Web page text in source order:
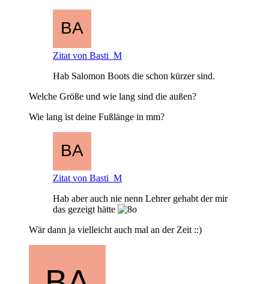
Zitat von Basti_M
Hab Salomon Boots die schon kürzer sind.
Welche Größe und wie lang sind die außen?
Wie lang ist deine Fußlänge in mm?
Zitat von Basti_M
Hab aber auch nie nenn Lehrer gehabt der mir
das gezeigt hätte
Wär dann ja vielleicht auch mal an der Zeit ::)